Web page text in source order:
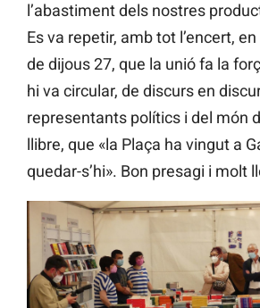
l’abastiment dels nostres
Es va repetir, amb tot l’encert,
de dijous 27, que la unió fa la
hi va circular, de discurs en
representants polítics i del món
llibre, que «la Plaça ha vingut a
quedar-s’hi». Bon presagi i molt